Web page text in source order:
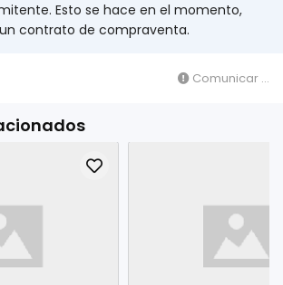
Esto se hace en el momento,
contrato de compraventa.
Comunicar ...